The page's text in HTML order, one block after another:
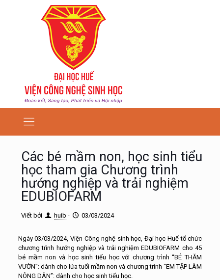
Các bé mầm non, học sinh tiểu
học tham gia Chương trình
hướng nghiệp và trải nghiệm
EDUBIOFARM
Viết bởi huib - 03/03/2024
Ngày 03/03/2024, Viện Công nghệ sinh học, Đại học Huế tổ chức
chương trình hướng nghiệp và trải nghiệm EDUBIOFARM cho 45
bé mầm non và học sinh tiểu học với chương trình “BÉ THĂM
VƯỜN”: dành cho lứa tuổi mầm non và chương trình “EM TẬP LÀM
NÔNG DÂN”: dành cho học sinh tiểu học.